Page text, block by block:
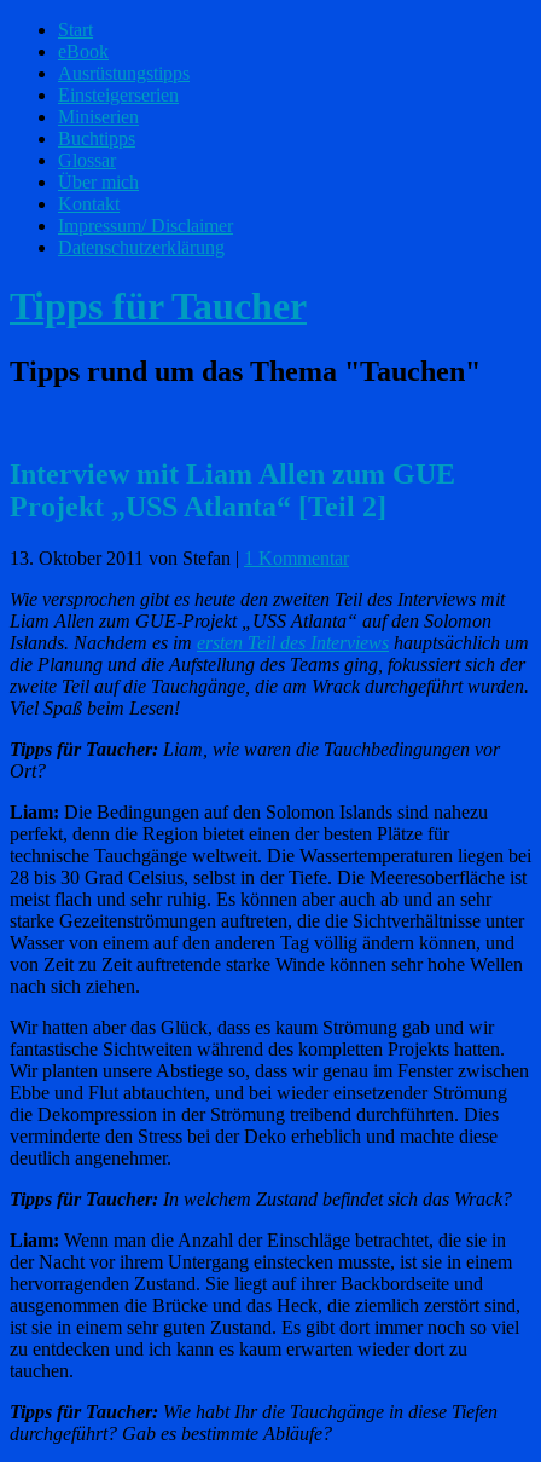
Start
eBook
Ausrüstungstipps
Einsteigerserien
Miniserien
Buchtipps
Glossar
Über mich
Kontakt
Impressum/ Disclaimer
Datenschutzerklärung
Tipps für Taucher
Tipps rund um das Thema "Tauchen"
Interview mit Liam Allen zum GUE
Projekt „USS Atlanta“ [Teil 2]
13. Oktober 2011 von Stefan | 1 Kommentar
Wie versprochen gibt es heute den zweiten Teil des Interviews mit
Liam Allen zum GUE-Projekt „USS Atlanta“ auf den Solomon
Islands. Nachdem es im ersten Teil des Interviews hauptsächlich um
die Planung und die Aufstellung des Teams ging, fokussiert sich der
zweite Teil auf die Tauchgänge, die am Wrack durchgeführt wurden.
Viel Spaß beim Lesen!
Tipps für Taucher: Liam, wie waren die Tauchbedingungen vor
Ort?
Liam: Die Bedingungen auf den Solomon Islands sind nahezu
perfekt, denn die Region bietet einen der besten Plätze für
technische Tauchgänge weltweit. Die Wassertemperaturen liegen bei
28 bis 30 Grad Celsius, selbst in der Tiefe. Die Meeresoberfläche ist
meist flach und sehr ruhig. Es können aber auch ab und an sehr
starke Gezeitenströmungen auftreten, die die Sichtverhältnisse unter
Wasser von einem auf den anderen Tag völlig ändern können, und
von Zeit zu Zeit auftretende starke Winde können sehr hohe Wellen
nach sich ziehen.
Wir hatten aber das Glück, dass es kaum Strömung gab und wir
fantastische Sichtweiten während des kompletten Projekts hatten.
Wir planten unsere Abstiege so, dass wir genau im Fenster zwischen
Ebbe und Flut abtauchten, und bei wieder einsetzender Strömung
die Dekompression in der Strömung treibend durchführten. Dies
verminderte den Stress bei der Deko erheblich und machte diese
deutlich angenehmer.
Tipps für Taucher: In welchem Zustand befindet sich das Wrack?
Liam: Wenn man die Anzahl der Einschläge betrachtet, die sie in
der Nacht vor ihrem Untergang einstecken musste, ist sie in einem
hervorragenden Zustand. Sie liegt auf ihrer Backbordseite und
ausgenommen die Brücke und das Heck, die ziemlich zerstört sind,
ist sie in einem sehr guten Zustand. Es gibt dort immer noch so viel
zu entdecken und ich kann es kaum erwarten wieder dort zu
tauchen.
Tipps für Taucher: Wie habt Ihr die Tauchgänge in diese Tiefen
durchgeführt? Gab es bestimmte Abläufe?